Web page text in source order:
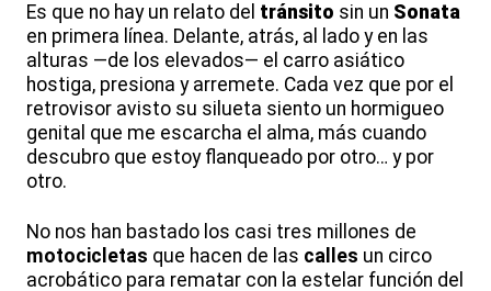
Es que no hay un relato del tránsito sin un Sonata
en primera línea. Delante, atrás, al lado y en las
alturas —de los elevados— el carro asiático
hostiga, presiona y arremete. Cada vez que por el
retrovisor avisto su silueta siento un hormigueo
genital que me escarcha el alma, más cuando
descubro que estoy flanqueado por otro… y por
otro.
No nos han bastado los casi tres millones de
motocicletas que hacen de las calles un circo
acrobático para rematar con la estelar función del